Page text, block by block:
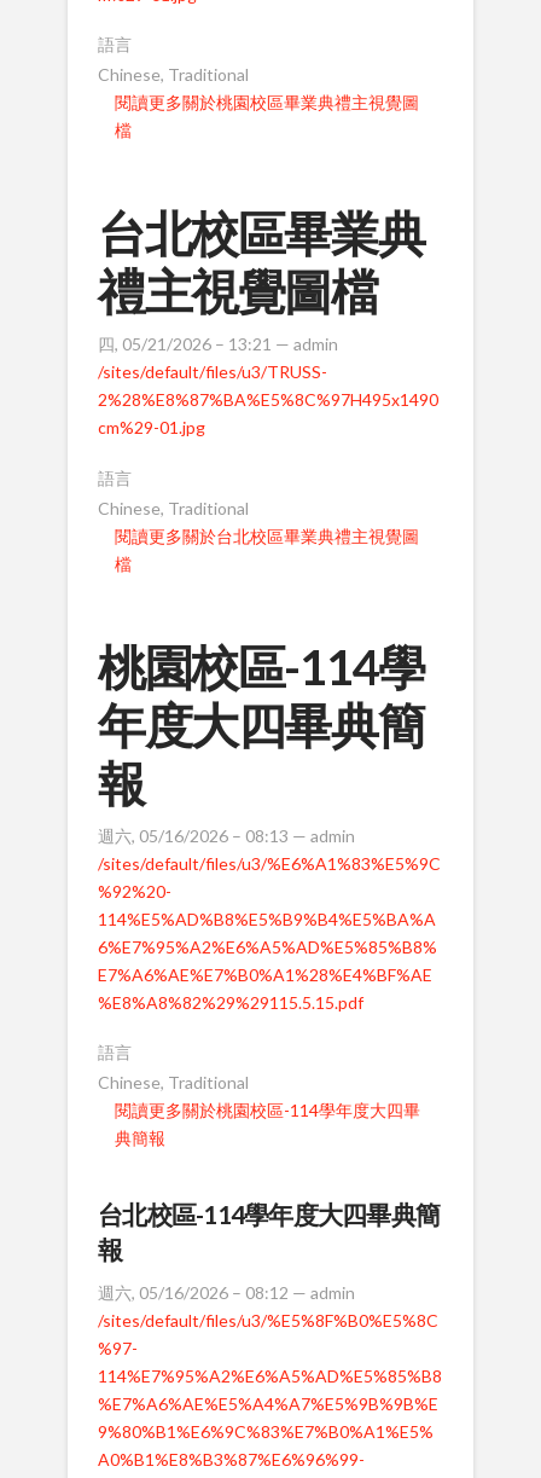
語言
Chinese, Traditional
閱讀更多關於桃園校區畢業典禮主視覺圖
檔
台北校區畢業典
禮主視覺圖檔
四, 05/21/2026 – 13:21 — admin
/sites/default/files/u3/TRUSS-
2%28%E8%87%BA%E5%8C%97H495x1490
cm%29-01.jpg
語言
Chinese, Traditional
閱讀更多關於台北校區畢業典禮主視覺圖
檔
桃園校區-114學
年度大四畢典簡
報
週六, 05/16/2026 – 08:13 — admin
/sites/default/files/u3/%E6%A1%83%E5%9C
%92%20-
114%E5%AD%B8%E5%B9%B4%E5%BA%A
6%E7%95%A2%E6%A5%AD%E5%85%B8%
E7%A6%AE%E7%B0%A1%28%E4%BF%AE
%E8%A8%82%29%29115.5.15.pdf
語言
Chinese, Traditional
閱讀更多關於桃園校區-114學年度大四畢
典簡報
台北校區-114學年度大四畢典簡
報
週六, 05/16/2026 – 08:12 — admin
/sites/default/files/u3/%E5%8F%B0%E5%8C
%97-
114%E7%95%A2%E6%A5%AD%E5%85%B8
%E7%A6%AE%E5%A4%A7%E5%9B%9B%E
9%80%B1%E6%9C%83%E7%B0%A1%E5%
A0%B1%E8%B3%87%E6%96%99-